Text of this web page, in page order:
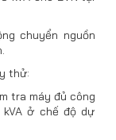
chuyển nguồn
thử:
tra máy đủ công
ở chế độ dự